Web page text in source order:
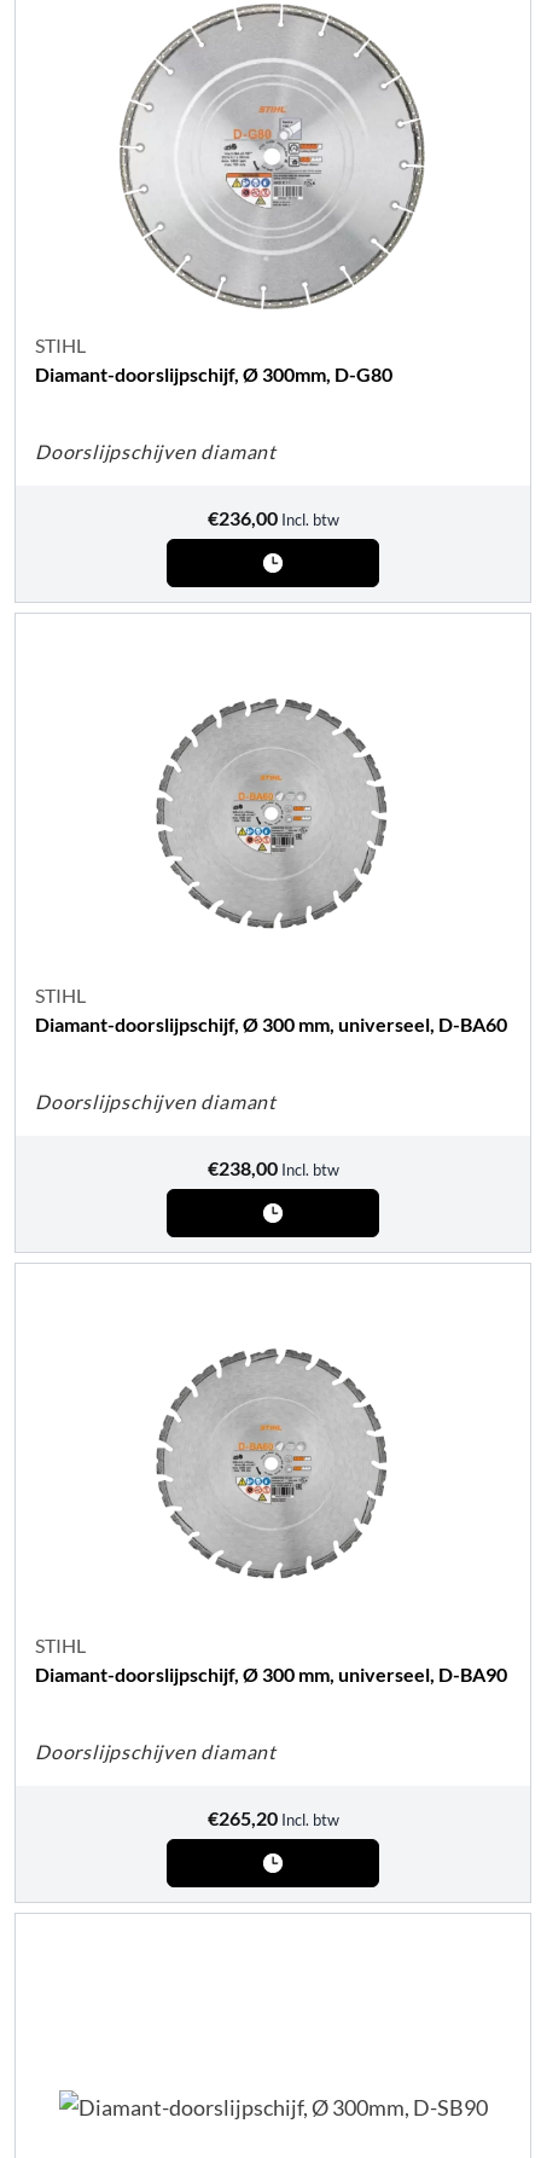
STIHL
Diamant-doorslijpschijf, Ø 300mm, D-G80
Doorslijpschijven diamant
€236,00 Incl. btw
STIHL
Diamant-doorslijpschijf, Ø 300 mm, universeel, D-BA60
Doorslijpschijven diamant
€238,00 Incl. btw
STIHL
Diamant-doorslijpschijf, Ø 300 mm, universeel, D-BA90
Doorslijpschijven diamant
€265,20 Incl. btw